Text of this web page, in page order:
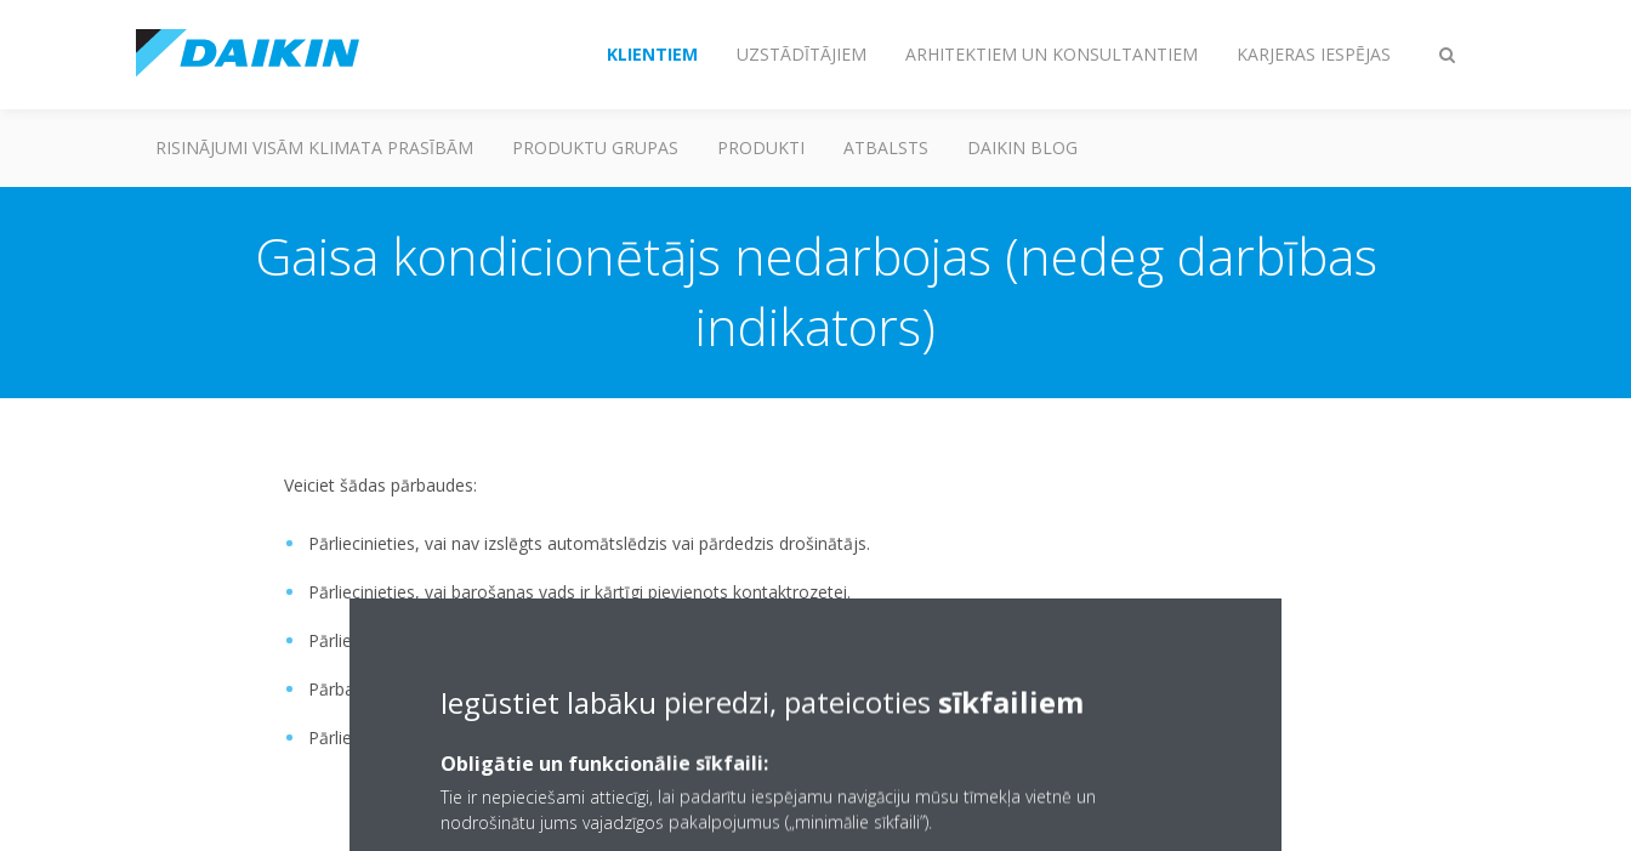
Pārslēgt
KLIENTIEM UZSTĀDĪTĀJIEM ARHITEKTIEM UN KONSULTANTIEM KARJERAS IESPĒJAS
RISINĀJUMI VISĀM KLIMATA PRASĪBĀM PRODUKTU GRUPAS PRODUKTI ATBALSTS DAIKIN BLOG
Gaisa kondicionētājs nedarbojas (nedeg darbības
indikators)
Veiciet šādas pārbaudes:
Pārliecinieties, vai nav izslēgts automātslēdzis vai pārdedzis drošinātājs.
Pārliecinieties, vai barošanas vads ir kārtīgi pievienots kontaktrozetei.
Pārliecinieties, vai nav nekādu elektrības padeves traucējumu.
Pārbaudiet, vai nav izlādējušās tālvadības pults baterijas.
Pārliecinieties, vai nav nepareizi ieprogrammēts taimeris.
Iegūstiet labāku pieredzi, pateicoties sīkfailiem
Obligātie un funkcionālie sīkfaili:
Tie ir nepieciešami attiecīgi, lai padarītu iespējamu navigāciju mūsu tīmekļa vietnē un
nodrošinātu jums vajadzīgos pakalpojumus („minimālie sīkfaili”).